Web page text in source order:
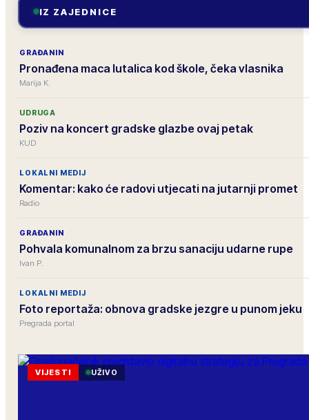
IZ ZAJEDNICE
GRAĐANIN
Pronađena maca lutalica kod škole, čeka vlasnika
Marija K.
UDRUGA
Poziv na koncert gradske glazbe ovaj petak
KUD
LOKALNI MEDIJ
Komentar: kako će radovi utjecati na jutarnji promet
Radio
GRAĐANIN
Pohvala komunalnom za brzu sanaciju udarne rupe
Ivan P.
LOKALNI MEDIJ
Foto reportaža: obnova gradske jezgre u punom jeku
Pregrada portal
VIJESTI UŽIVO